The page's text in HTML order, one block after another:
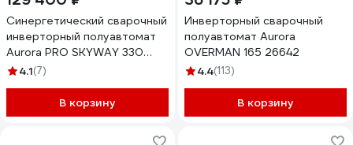
Синергетический сварочный
инверторный полуавтомат
Aurora PRO SKYWAY 330
SYNERGIC 14867
4.1(7)
В корзину
Инверторный сварочный
полуавтомат Aurora
OVERMAN 165 26642
4.4(113)
В корзину